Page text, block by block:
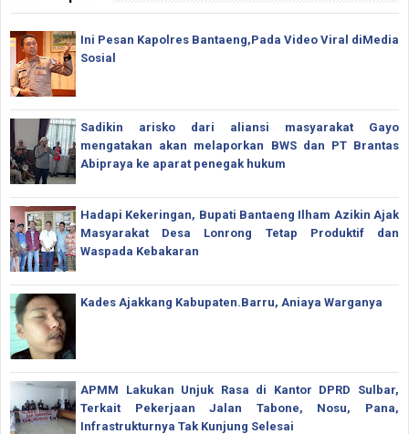
Ini Pesan Kapolres Bantaeng,Pada Video Viral diMedia
Sosial
Sadikin arisko dari aliansi masyarakat Gayo
mengatakan akan melaporkan BWS dan PT Brantas
Abipraya ke aparat penegak hukum
Hadapi Kekeringan, Bupati Bantaeng Ilham Azikin Ajak
Masyarakat Desa Lonrong Tetap Produktif dan
Waspada Kebakaran
Kades Ajakkang Kabupaten.Barru, Aniaya Warganya
APMM Lakukan Unjuk Rasa di Kantor DPRD Sulbar,
Terkait Pekerjaan Jalan Tabone, Nosu, Pana,
Infrastrukturnya Tak Kunjung Selesai